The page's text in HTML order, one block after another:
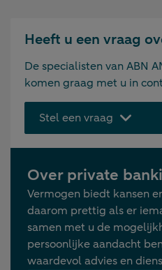
Heeft u een vraag
De specialisten van ABN
komen graag met u in
Stel een vraag
Over private
Vermogen biedt kansen
daarom prettig als er
samen met u de
persoonlijke aandacht
waardevol advies en